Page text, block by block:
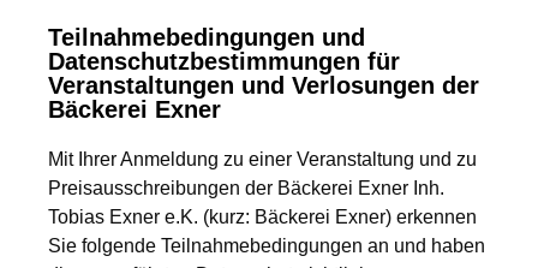
Teilnahmebedingungen und
Datenschutzbestimmungen für
Veranstaltungen und Verlosungen der
Bäckerei Exner
Mit Ihrer Anmeldung zu einer Veranstaltung und zu
Preisausschreibungen der Bäckerei Exner Inh.
Tobias Exner e.K. (kurz: Bäckerei Exner) erkennen
Sie folgende Teilnahmebedingungen an und haben